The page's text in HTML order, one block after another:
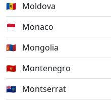
🇲🇩 Moldova
🇲🇨
Monaco
🇲🇳 Mongolia
🇲🇪 Montenegro
🇲🇸 Montserrat